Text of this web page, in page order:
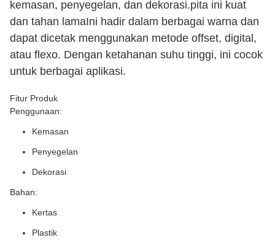
kemasan, penyegelan, dan dekorasi.pita ini kuat
dan tahan lamaIni hadir dalam berbagai warna dan
dapat dicetak menggunakan metode offset, digital,
atau flexo. Dengan ketahanan suhu tinggi, ini cocok
untuk berbagai aplikasi.
Fitur Produk
Penggunaan:
Kemasan
Penyegelan
Dekorasi
Bahan:
Kertas
Plastik